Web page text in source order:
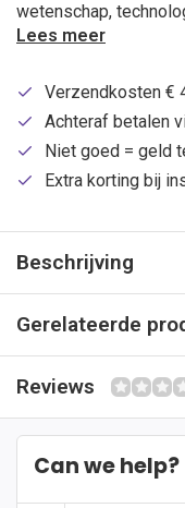
wetenschap,
Lees meer
Verzendkosten €
Achteraf betalen
Niet goed = geld
Extra korting bij
Beschrijving
Gerelateerde
Reviews
Can we help?